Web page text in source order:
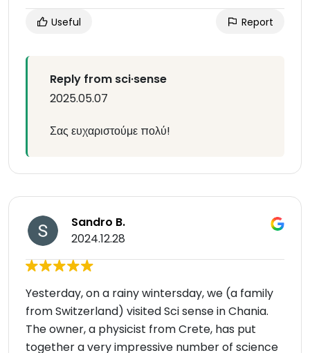
Useful Report
Reply from sci·sense
2025.05.07
Σας ευχαριστούμε πολύ!
Sandro B.
2024.12.28
Yesterday, on a rainy wintersday, we (a family
from Switzerland) visited Sci sense in Chania.
The owner, a physicist from Crete, has put
together a very impressive number of science